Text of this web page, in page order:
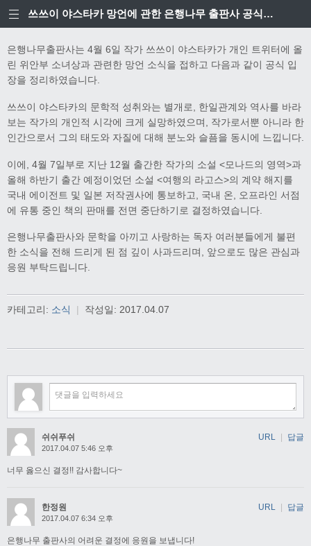
쓰쓰이 야스타카 망언에 관한 은행나무 출판사 공식입장
은행나무출판사는 4월 6일 작가 쓰쓰이 야스타카가 개인 트위터에 올
린 위안부 소녀상과 관련한 망언 소식을 접하고 다음과 같이 공식 입
장을 정리하였습니다.
쓰쓰이 야스타카의 문학적 성취와는 별개로, 한일관계와 역사를 바라
보는 작가의 개인적 시각에 크게 실망하였으며, 작가로서뿐 아니라 한
인간으로서 그의 태도와 자질에 대해 분노와 슬픔을 동시에 느낍니다.
이에, 4월 7일부로 지난 12월 출간한 작가의 소설 <모나드의 영역>과
올해 하반기 출간 예정이었던 소설 <여행의 라고스>의 계약 해지를
국내 에이전트 및 일본 저작권사에 통보하고, 국내 온, 오프라인 서점
에 유통 중인 책의 판매를 전면 중단하기로 결정하였습니다.
은행나무출판사와 문학을 아끼고 사랑하는 독자 여러분들에게 불편
한 소식을 전해 드리게 된 점 깊이 사과드리며, 앞으로도 많은 관심과
응원 부탁드립니다.
카테고리: 소식 | 작성일: 2017.04.07
쉬쉬푸쉬
2017.04.07 5:46 오후
너무 옳으신 결정!! 감사합니다~
URL | 답글
한정원
2017.04.07 6:34 오후
은행나무 출판사의 어려운 결정에 응원을 보냅니다!
URL | 답글